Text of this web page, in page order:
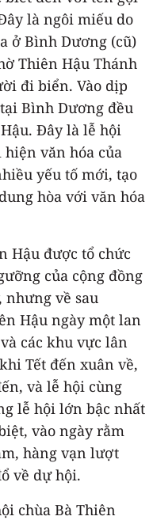
là ngôi miếu do
ở Bình Dương (cũ)
Thiên Hậu Thánh
đi biển. Vào dịp
Bình Dương đều
Đây là lễ hội
văn hóa của
yếu tố mới, tạo
hòa với văn hóa
Hậu được tổ chức
của cộng đồng
nhưng về sau
Hậu ngày một lan
các khu vực lân
Tết đến xuân về,
và lễ hội cùng
lễ hội lớn bậc nhất
vào ngày rằm
hàng vạn lượt
về dự hội.
chùa Bà Thiên